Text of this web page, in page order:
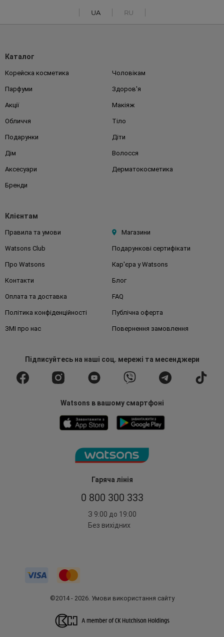
UA RU
Гаряча лінія
0 800 300 333
З 9:00 до 19:00
Без вихідних
Каталог
Корейска косметика Чоловікам
Парфуми Здоров'я
Акції Макіяж
Обличчя Тіло
Подарунки Діти
Дім Волосся
Аксесуари Дерматокосметика
Бренди
Клієнтам
Правила та умови Магазини
Watsons Club Подарункові сертифікати
Про Watsons Кар'єра у Watsons
Контакти Блог
Оплата та доставка FAQ
Політика конфіденційності Публічна оферта
ЗМІ про нас Повернення замовлення
Підписуйтесьна наші соц. мережі та месенджери
Watsons в вашому смартфоні
©2014 - 2026. Умови використання сайту